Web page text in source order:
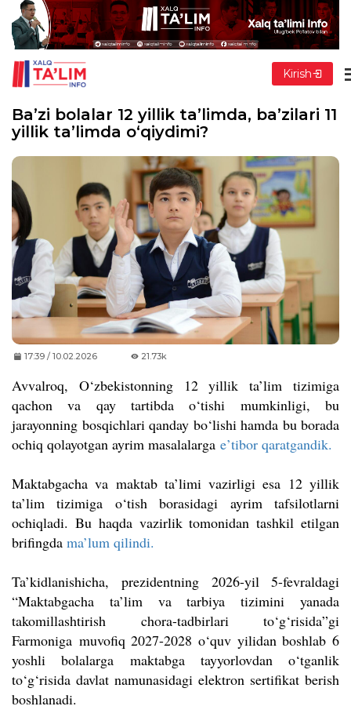
Kirish
Ba’zi bolalar 12 yillik ta’limda, ba’zilari 11
yillik ta’limda o‘qiydimi?
17:39 / 10.02.2026 21.73k
Avvalroq, O‘zbekistonning 12 yillik ta’lim tizimiga
qachon va qay tartibda o‘tishi mumkinligi, bu
jarayonning bosqichlari qanday bo‘lishi hamda bu borada
ochiq qolayotgan ayrim masalalarga e’tibor qaratgandik.
Maktabgacha va maktab ta’limi vazirligi esa 12 yillik
ta’lim tizimiga o‘tish borasidagi ayrim tafsilotlarni
ochiqladi. Bu haqda vazirlik tomonidan tashkil etilgan
brifingda ma’lum qilindi.
Ta’kidlanishicha,prezidentning 2026-yil 5-fevraldagi
“Maktabgacha ta’lim va tarbiya tizimini yanada
takomillashtirish chora-tadbirlari to‘g‘risida”gi
Farmoniga muvofiq 2027-2028 o‘quv yilidan boshlab 6
yoshli bolalarga maktabga tayyorlovdan o‘tganlik
to‘g‘risida davlat namunasidagi elektron sertifikat berish
boshlanadi.